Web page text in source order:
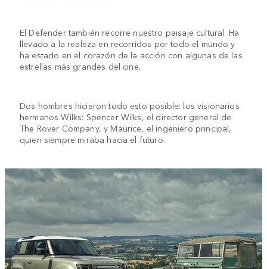
El Defender también recorre nuestro paisaje cultural. Ha
llevado a la realeza en recorridos por todo el mundo y
ha estado en el corazón de la acción con algunas de las
estrellas más grandes del cine.
Dos hombres hicieron todo esto posible: los visionarios
hermanos Wilks: Spencer Wilks, el director general de
The Rover Company, y Maurice, el ingeniero principal,
quien siempre miraba hacia el futuro.